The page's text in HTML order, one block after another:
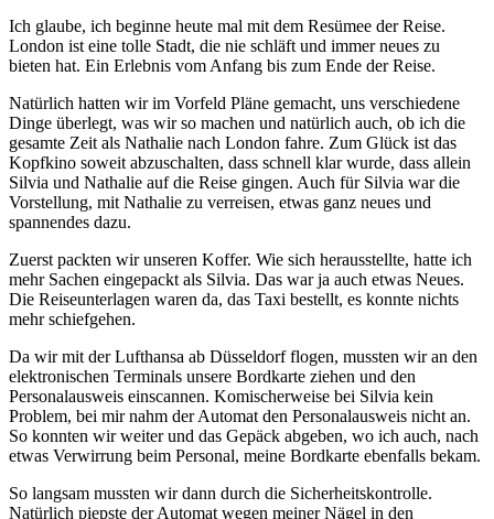
Ich glaube, ich beginne heute mal mit dem Resümee der Reise.
London ist eine tolle Stadt, die nie schläft und immer neues zu
bieten hat. Ein Erlebnis vom Anfang bis zum Ende der Reise.
Natürlich hatten wir im Vorfeld Pläne gemacht, uns verschiedene
Dinge überlegt, was wir so machen und natürlich auch, ob ich die
gesamte Zeit als Nathalie nach London fahre. Zum Glück ist das
Kopfkino soweit abzuschalten, dass schnell klar wurde, dass allein
Silvia und Nathalie auf die Reise gingen. Auch für Silvia war die
Vorstellung, mit Nathalie zu verreisen, etwas ganz neues und
spannendes dazu.
Zuerst packten wir unseren Koffer. Wie sich herausstellte, hatte ich
mehr Sachen eingepackt als Silvia. Das war ja auch etwas Neues.
Die Reiseunterlagen waren da, das Taxi bestellt, es konnte nichts
mehr schiefgehen.
Da wir mit der Lufthansa ab Düsseldorf flogen, mussten wir an den
elektronischen Terminals unsere Bordkarte ziehen und den
Personalausweis einscannen. Komischerweise bei Silvia kein
Problem, bei mir nahm der Automat den Personalausweis nicht an.
So konnten wir weiter und das Gepäck abgeben, wo ich auch, nach
etwas Verwirrung beim Personal, meine Bordkarte ebenfalls bekam.
So langsam mussten wir dann durch die Sicherheitskontrolle.
Natürlich piepste der Automat wegen meiner Nägel in den